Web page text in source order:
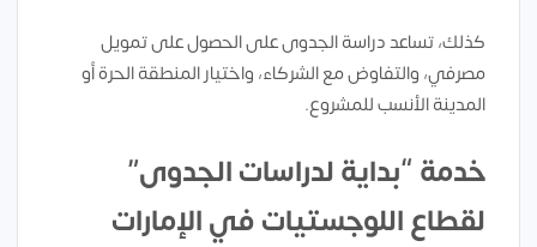
كذلك، تساعد دراسة الجدوى على الحصول على تمويل
مصرفي، والتفاوض مع الشركاء، واختيار المنطقة الحرة أو
المدينة الأنسب للمشروع.
خدمة “بداية لدراسات الجدوى”
لقطاع اللوجستيات في الإمارات